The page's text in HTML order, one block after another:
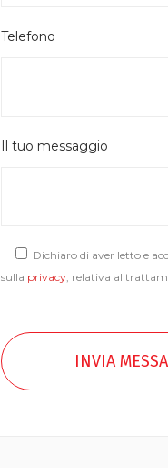
Telefono
Il tuo messaggio
Dichiaro di aver letto e
sulla privacy, relativa al